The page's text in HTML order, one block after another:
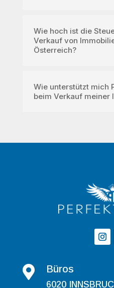
Wie hoch ist die
Verkauf von
Österreich?
Wie unterstützt mich
beim Verkauf meiner
 Büros
6020